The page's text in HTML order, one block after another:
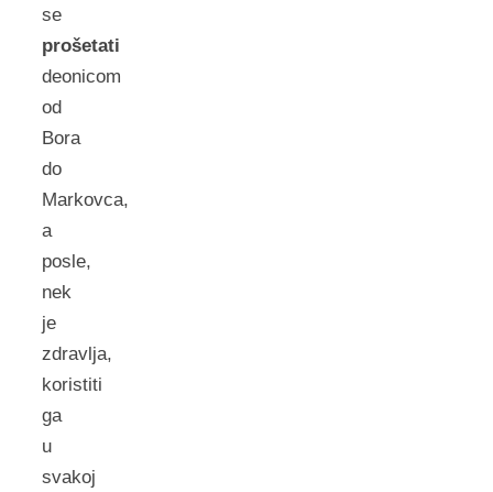
se
prošetati
deonicom
od
Bora
do
Markovca,
a
posle,
nek
je
zdravlja,
koristiti
ga
u
svakoj